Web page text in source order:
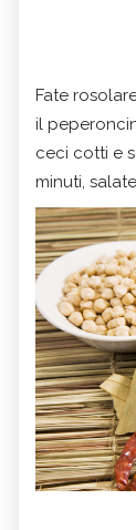
Fate
il
ceci cotti e
minuti,